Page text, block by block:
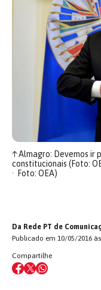
↑Almagro: Devemos ir
constitucionais (Foto:
Foto: OEA)
Da Rede PT de
Publicado em 10/05/2016
Compartilhe